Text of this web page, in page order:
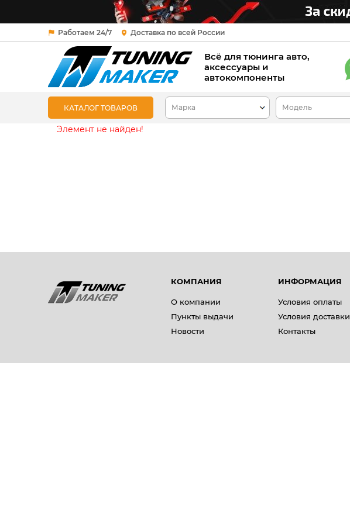
Работаем 24/7 Доставка по всей России
Всё для тюнинга авто,
аксессуары и
автокомпоненты
КАТАЛОГ ТОВАРОВ
Элемент не найден!
КОМПАНИЯ
О компании
Пункты выдачи
Новости
ИНФОРМАЦИЯ
Условия оплаты
Условия доставки
Контакты